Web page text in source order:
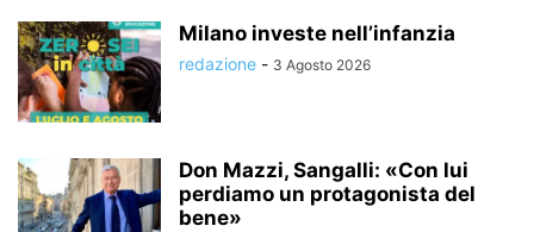
Milano investe nell’infanzia
redazione - 3 Agosto 2026
Don Mazzi, Sangalli: «Con lui
perdiamo un protagonista del
bene»